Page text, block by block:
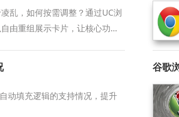
乱，如何按需调整？通过UC浏
由重组展示卡片，让核心功能
动填充逻辑的支持情况，提升
谷歌